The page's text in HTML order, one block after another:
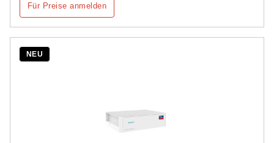
Für Preise anmelden
NEU